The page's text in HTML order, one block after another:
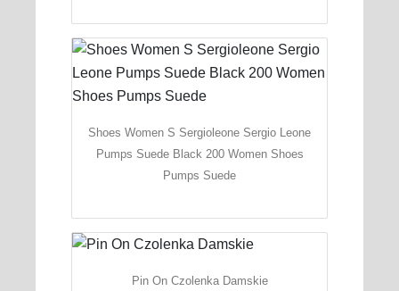
Shoes Women S Sergioleone Sergio Leone
Pumps Suede Black 200 Women Shoes
Pumps Suede
Pin On Czolenka Damskie